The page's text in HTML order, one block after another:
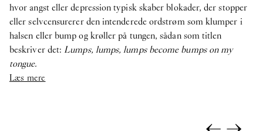
hvor angst eller depression typisk skaber blokader, der stopper
eller selvcensurerer den intenderede ordstrøm som klumper i
halsen eller bump og krøller på tungen, sådan som titlen
beskriver det:Lumps, lumps, lumps become bumps on my
tongue.
Læs mere